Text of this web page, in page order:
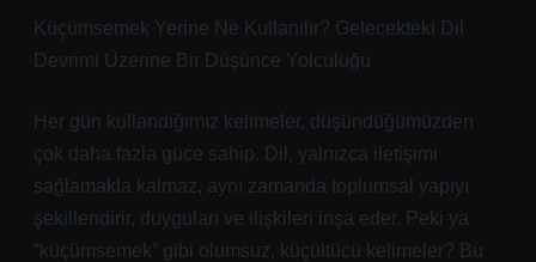
Küçümsemek Yerine Ne Kullanılır? Gelecekteki Dil
Devrimi Üzerine Bir Düşünce Yolculuğu
Her gün kullandığımız kelimeler, düşündüğümüzden
çok daha fazla güce sahip. Dil, yalnızca iletişimi
sağlamakla kalmaz, aynı zamanda toplumsal yapıyı
şekillendirir, duyguları ve ilişkileri inşa eder. Peki ya
“küçümsemek” gibi olumsuz, küçültücü kelimeler? Bu